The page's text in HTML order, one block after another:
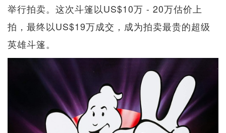
举行拍卖。这次斗篷以US$10万 - 20万估价上
拍，最终以US$19万成交，成为拍卖最贵的超级
英雄斗篷。